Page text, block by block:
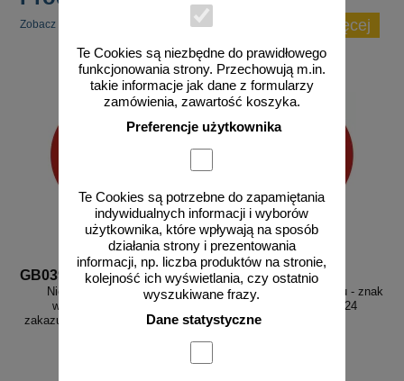
Te Cookies są niezbędne do prawidłowego
funkcjonowania strony. Przechowują m.in.
takie informacje jak dane z formularzy
zamówienia, zawartość koszyka.
Preferencje użytkownika
Te Cookies są potrzebne do zapamiętania
indywidualnych informacji i wyborów
użytkownika, które wpływają na sposób
działania strony i prezentowania
informacji, np. liczba produktów na stronie,
kolejność ich wyświetlania, czy ostatnio
wyszukiwane frazy.
Dane statystyczne
Zobacz inne popularne produkty w tej kategorii. zobacz więcej
GB039
Nieupoważnionym wstęp
wzbroniony - znak bhp
zakazujący, informujący - GB039
GB024
Zakaz spożywania alkoholu - znak
bhp zakazujący - GB024